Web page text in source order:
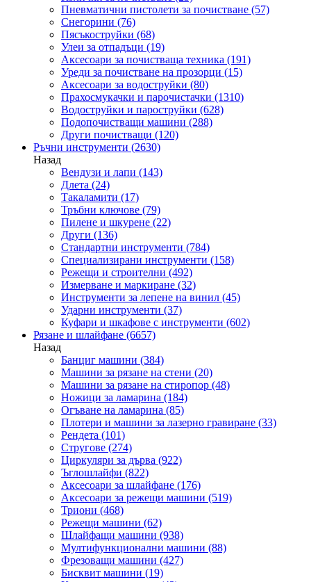
Пневматични пистолети за почистване (57)
Снегорини (76)
Пясъкоструйки (68)
Улеи за отпадъци (19)
Аксесоари за почистваща техника (191)
Уреди за почистване на прозорци (15)
Аксесоари за водоструйки (80)
Прахосмукачки и парочистачки (1310)
Водоструйки и пароструйки (628)
Подопочистващи машини (288)
Други почистващи (120)
Ръчни инструменти (2630)
Назад
Вендузи и лапи (143)
Длета (24)
Такаламити (17)
Тръбни ключове (79)
Пилене и шкурене (22)
Други (136)
Стандартни инструменти (784)
Специализирани инструменти (158)
Режещи и строителни (492)
Измерване и маркиране (32)
Инструменти за лепене на винил (45)
Ударни инструменти (37)
Куфари и шкафове с инструменти (602)
Рязане и шлайфане (6657)
Назад
Банциг машини (384)
Машини за рязане на стени (20)
Машини за рязане на стиропор (48)
Ножици за ламарина (184)
Огъване на ламарина (85)
Плотери и машини за лазерно гравиране (33)
Рендета (101)
Стругове (274)
Циркуляри за дърва (922)
Ъглошлайфи (822)
Аксесоари за шлайфане (176)
Аксесоари за режещи машини (519)
Триони (468)
Режещи машини (62)
Шлайфащи машини (938)
Мултифункционални машини (88)
Фрезоващи машини (427)
Бисквит машини (19)